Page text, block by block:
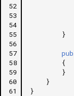
52
53
54
55
56
57
58
59
60
61
}
{
}
}
}